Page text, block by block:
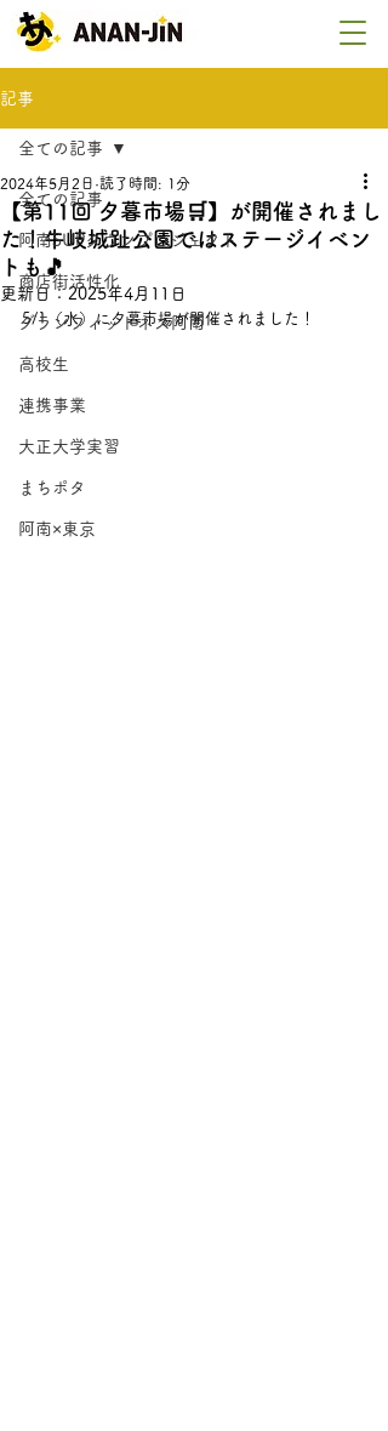
記事
全ての記事
阿南SUPタウンプロジェクト
商店街活性化
グランフィットネス阿南
高校生
連携事業
大正大学実習
まちポタ
阿南×東京
全ての記事
【第11回 夕暮市場🛒】が開催されまし
た！牛岐城趾公園ではステージイベン
トも🎵
2024年5月2日 読了時間: 1分
更新日：2025年4月11日
5/1（水）に夕暮市場が開催されました！